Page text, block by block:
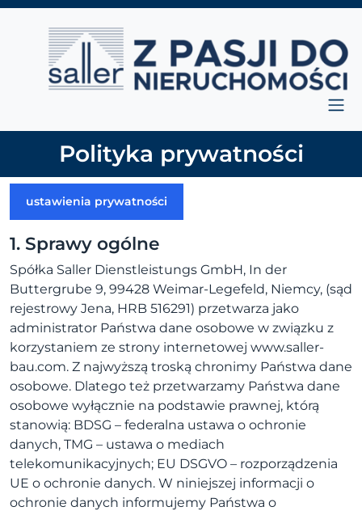
Main Navigation
Polityka prywatności
ustawienia prywatności
1. Sprawy ogólne
Spółka Saller Dienstleistungs GmbH, In der
Buttergrube 9, 99428 Weimar-Legefeld, Niemcy, (sąd
rejestrowy Jena, HRB 516291) przetwarza jako
administrator Państwa dane osobowe w związku z
korzystaniem ze strony internetowej www.saller-
bau.com. Z najwyższą troską chronimy Państwa dane
osobowe. Dlatego też przetwarzamy Państwa dane
osobowe wyłącznie na podstawie prawnej, którą
stanowią: BDSG – federalna ustawa o ochronie
danych, TMG – ustawa o mediach
telekomunikacyjnych; EU DSGVO – rozporządzenia
UE o ochronie danych. W niniejszej informacji o
ochronie danych informujemy Państwa o